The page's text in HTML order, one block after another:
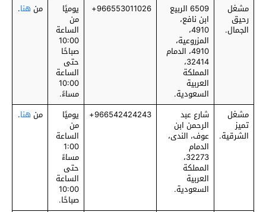
مشغل
رحيق
الجمال.
6509 الربيع
ابن نافع،
4910،
المزروعية،
4910، الدمام
32414،
المملكة
العربية
السعودية.
‎966553011026+ يوميًا
من
الساعة
10:00
صباحًا
حتى
الساعة
10:00
مساءً.
من هنا.
مشغل
تميز
الشرقية.
شارع عبد
الرحمن ابن
عوف، الندى،
الدمام
32273،
المملكة
العربية
السعودية.
‎966542424243+ يوميًا
من
الساعة
1:00
مساءً
حتى
الساعة
10:00
صباحًا.
من هنا.